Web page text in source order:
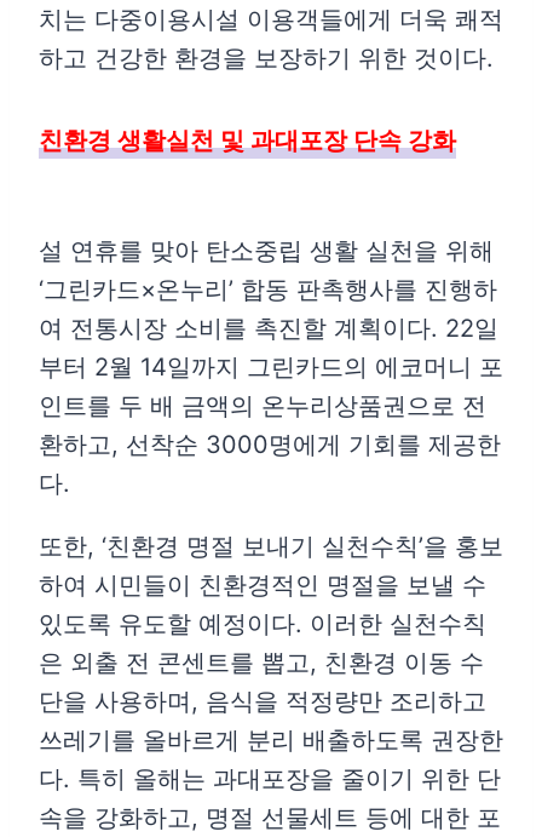
치는 다중이용시설 이용객들에게 더욱 쾌적
하고 건강한 환경을 보장하기 위한 것이다.
친환경 생활실천 및 과대포장 단속 강화
설 연휴를 맞아 탄소중립 생활 실천을 위해
‘그린카드×온누리’ 합동 판촉행사를 진행하
여 전통시장 소비를 촉진할 계획이다. 22일
부터 2월 14일까지 그린카드의 에코머니 포
인트를 두 배 금액의 온누리상품권으로 전
환하고, 선착순 3000명에게 기회를 제공한
다.
또한, ‘친환경 명절 보내기 실천수칙’을 홍보
하여 시민들이 친환경적인 명절을 보낼 수
있도록 유도할 예정이다. 이러한 실천수칙
은 외출 전 콘센트를 뽑고, 친환경 이동 수
단을 사용하며, 음식을 적정량만 조리하고
쓰레기를 올바르게 분리 배출하도록 권장한
다. 특히 올해는 과대포장을 줄이기 위한 단
속을 강화하고, 명절 선물세트 등에 대한 포